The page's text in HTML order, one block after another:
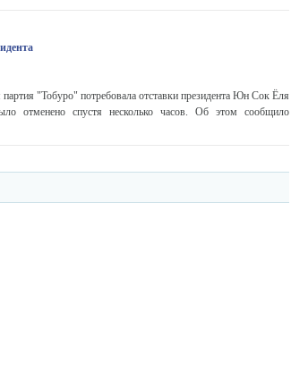
"Тобуро" потребовала отставки президента Юн Сок Ёля
отменено спустя несколько часов. Об этом сообщило